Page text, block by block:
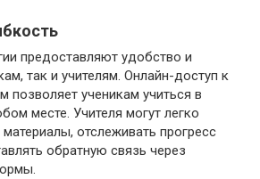
предоставляют удобство и
так и учителям. Онлайн-доступ к
позволяет ученикам учиться в
месте. Учителя могут легко
отслеживать прогресс
обратную связь через